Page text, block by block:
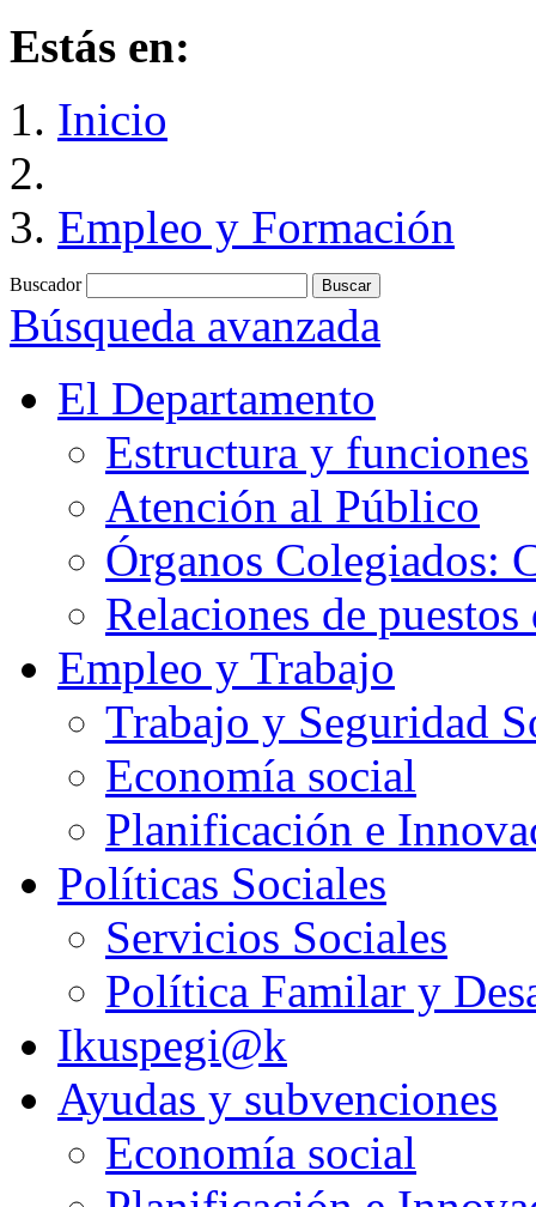
Estás en:
Inicio
Empleo y Formación
Buscador
Búsqueda avanzada
El Departamento
Estructura y funciones
Atención al Público
Órganos Colegiados:
Relaciones de
Empleo y Trabajo
Trabajo y Seguridad
Economía social
Planificación e
Políticas Sociales
Servicios Sociales
Política Familar y
Ikuspegi@k
Ayudas y subvenciones
Economía social